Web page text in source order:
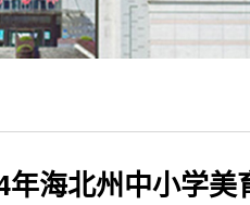
年海北州中小学